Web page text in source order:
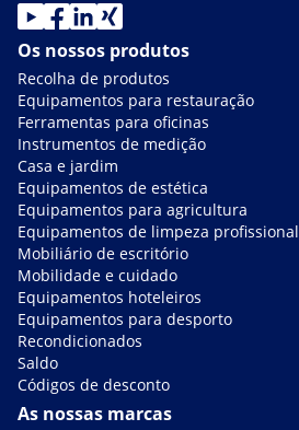
Os nossos produtos
Recolha de produtos
Equipamentos para restauração
Ferramentas para oficinas
Instrumentos de medição
Casa e jardim
Equipamentos de estética
Equipamentos para agricultura
Equipamentos de limpeza profissional
Mobiliário de escritório
Mobilidade e cuidado
Equipamentos hoteleiros
Equipamentos para desporto
Recondicionados
Saldo
Códigos de desconto
As nossas marcas